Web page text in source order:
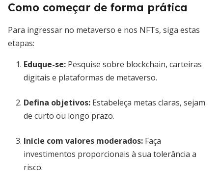
Como começar de forma prática
Para ingressar no metaverso e nos NFTs, siga estas
etapas:
Eduque-se: Pesquise sobre blockchain, carteiras
digitais e plataformas de metaverso.
Defina objetivos: Estabeleça metas claras, sejam
de curto ou longo prazo.
Inicie com valores moderados: Faça
investimentos proporcionais à sua tolerância a
risco.